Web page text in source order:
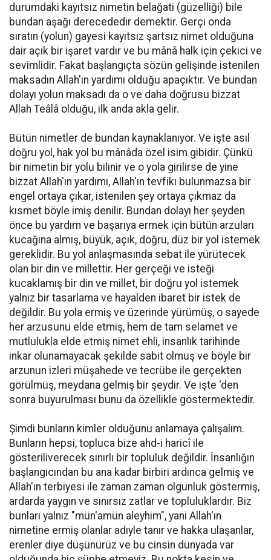
durumdaki kayıtsız nimetin belağati (güzelliği) bile
bundan aşağı derecededir demektir. Gerçi onda
sıratın (yolun) gayesi kayıtsız şartsız nimet olduğuna
dair açık bir işaret vardır ve bu mânâ halk için çekici ve
sevimlidir. Fakat başlangıçta sözün gelişinde istenilen
maksadın Allah'ın yardımı olduğu apaçıktır. Ve bundan
dolayı yolun maksadı da o ve daha doğrusu bizzat
Allah Teâlâ olduğu, ilk anda akla gelir.
Bütün nimetler de bundan kaynaklanıyor. Ve işte asıl
doğru yol, hak yol bu mânâda özel isim gibidir. Çünkü
bir nimetin bir yolu bilinir ve o yola girilirse de yine
bizzat Allah'ın yardımı, Allah'ın tevfikı bulunmazsa bir
engel ortaya çıkar, istenilen şey ortaya çıkmaz da
kısmet böyle imiş denilir. Bundan dolayı her şeyden
önce bu yardım ve başarıya ermek için bütün arzuları
kucağına almış, büyük, açık, doğru, düz bir yol istemek
gereklidir. Bu yol anlaşmasında sebat ile yürütecek
olan bir din ve millettir. Her gerçeği ve isteği
kucaklamış bir din ve millet, bir doğru yol istemek
yalnız bir tasarlama ve hayalden ibaret bir istek de
değildir. Bu yola ermiş ve üzerinde yürümüş, o sayede
her arzusunu elde etmiş, hem de tam selamet ve
mutlulukla elde etmiş nimet ehli, insanlık tarihinde
inkar olunamayacak şekilde sabit olmuş ve böyle bir
arzunun izleri müşahede ve tecrübe ile gerçekten
görülmüş, meydana gelmiş bir şeydir. Ve işte 'den
sonra buyurulması bunu da özellikle göstermektedir.
Şimdi bunların kimler olduğunu anlamaya çalışalım.
Bunların hepsi, topluca bize ahd-i haricî ile
gösteriliverecek sınırlı bir topluluk değildir. İnsanlığın
başlangıcından bu ana kadar birbiri ardınca gelmiş ve
Allah'ın terbiyesi ile zaman zaman olgunluk göstermiş,
ardarda yaygın ve sınırsız zatlar ve topluluklardır. Biz
bunları yalnız "mün'amün aleyhim", yani Allah'ın
nimetine ermiş olanlar adıyle tanır ve hakka ulaşanlar,
erenler diye düşünürüz ve bu cinsin dünyada var